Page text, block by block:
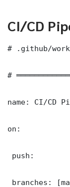
CI/CD
# .github/
#
name: CI/CD
on:
push:
branches: